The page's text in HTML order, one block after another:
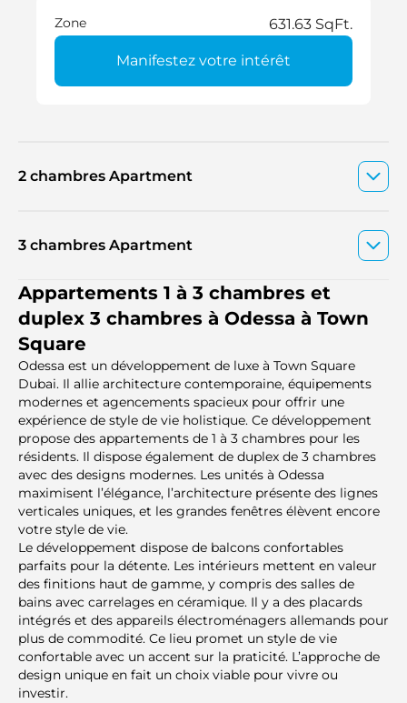
Zone 631.63 SqFt.
Manifestez votre intérêt
2 chambres Apartment
3 chambres Apartment
Appartements 1 à 3 chambres et
duplex 3 chambres à Odessa à Town
Square
Odessa est un développement de luxe à Town Square
Dubai. Il allie architecture contemporaine, équipements
modernes et agencements spacieux pour offrir une
expérience de style de vie holistique. Ce développement
propose des appartements de 1 à 3 chambres pour les
résidents. Il dispose également de duplex de 3 chambres
avec des designs modernes. Les unités à Odessa
maximisent l’élégance, l’architecture présente des lignes
verticales uniques, et les grandes fenêtres élèvent encore
votre style de vie.
Le développement dispose de balcons confortables
parfaits pour la détente. Les intérieurs mettent en valeur
des finitions haut de gamme, y compris des salles de
bains avec carrelages en céramique. Il y a des placards
intégrés et des appareils électroménagers allemands pour
plus de commodité. Ce lieu promet un style de vie
confortable avec un accent sur la praticité. L’approche de
design unique en fait un choix viable pour vivre ou
investir.